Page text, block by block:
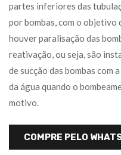
partes inferiores das
por bombas, com o objetivo
houver paralisação das
reativação, ou seja, são
de sucção das bombas com
da água quando o
motivo.
COMPRE PELO